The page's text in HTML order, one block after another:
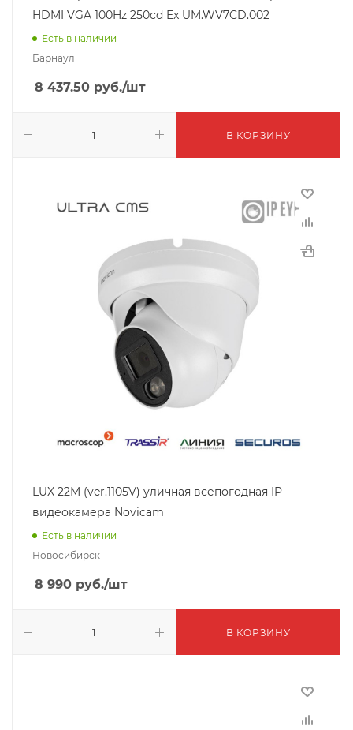
HDMI VGA 100Hz 250cd Ex UM.WV7CD.002
Есть в наличии
Барнаул
8 437.50 руб./шт
В КОРЗИНУ
LUX 22M (ver.1105V) уличная всепогодная IP
видеокамера Novicam
Есть в наличии
Новосибирск
8 990 руб./шт
В КОРЗИНУ